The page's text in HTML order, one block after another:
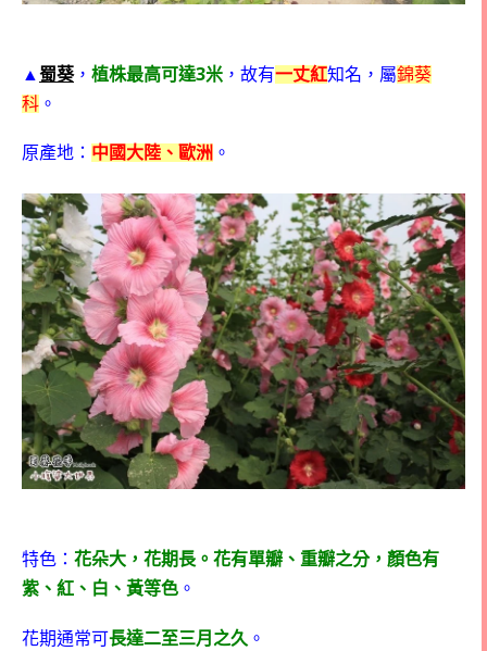
▲ 蜀葵， 植株最高可達3米 ，故有一丈紅知名，屬錦葵
科 。
原產地： 中國大陸、歐洲 。
特色： 花朵大，花期長。花有單瓣、重瓣之分，顏色有
紫、紅、白、黃等色 。
花期通常可長達二至三月之久 。